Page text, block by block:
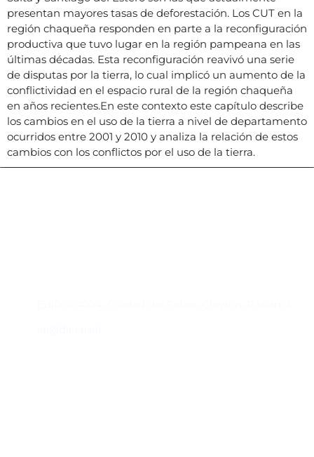
presentan mayores tasas de deforestación. Los CUT en la
región chaqueña responden en parte a la reconfiguración
productiva que tuvo lugar en la región pampeana en las
últimas décadas. Esta reconfiguración reavivó una serie
de disputas por la tierra, lo cual implicó un aumento de la
conflictividad en el espacio rural de la región chaqueña
en años recientes.En este contexto este capítulo describe
los cambios en el uso de la tierra a nivel de departamento
ocurridos entre 2001 y 2010 y analiza la relación de estos
cambios con los conflictos por el uso de la tierra.